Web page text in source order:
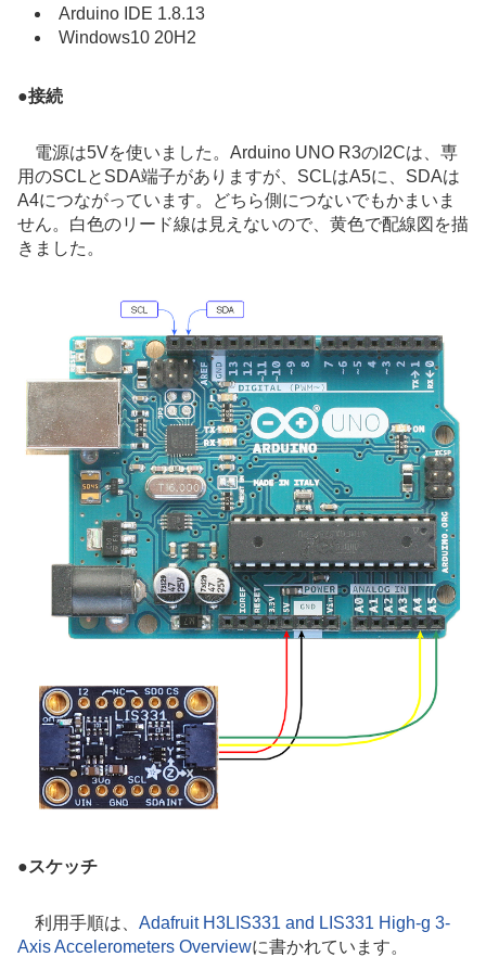
Arduino IDE 1.8.13
Windows10 20H2
●接続
電源は5Vを使いました。Arduino UNO R3のI2Cは、専
用のSCLとSDA端子がありますが、SCLはA5に、SDAは
A4につながっています。どちら側につないでもかまいま
せん。白色のリード線は見えないので、黄色で配線図を描
きました。
●スケッチ
利用手順は、 Adafruit H3LIS331 and LIS331 High-g 3-
Axis Accelerometers Overviewに書かれています。